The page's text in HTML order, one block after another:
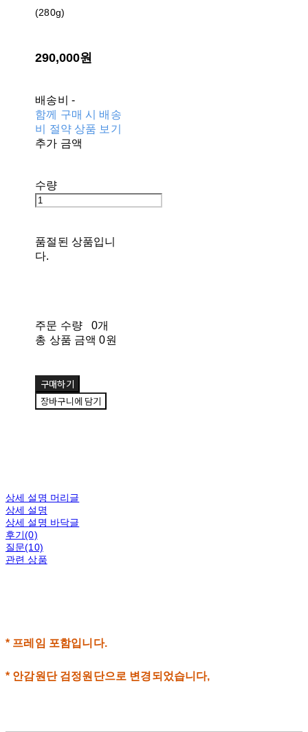
(280g)
290,000원
배송비 -
함께 구매 시 배송
비 절약 상품 보기
추가 금액
수량
품절된 상품입니
다.
주문 수량
0개
총 상품 금액 0원
구매하기
장바구니에 담기
상세 설명 머리글
상세 설명
상세 설명 바닥글
후기(0)
질문(10)
관련 상품
* 프레임 포함입니다.
* 안감원단 검정원단으로 변경되었습니다,